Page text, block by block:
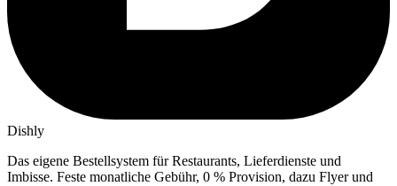
Dishly
Das eigene Bestellsystem für Restaurants, Lieferdienste und
Imbisse. Feste monatliche Gebühr, 0 % Provision, dazu Flyer und